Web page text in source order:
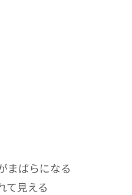
まばらになる
て見える